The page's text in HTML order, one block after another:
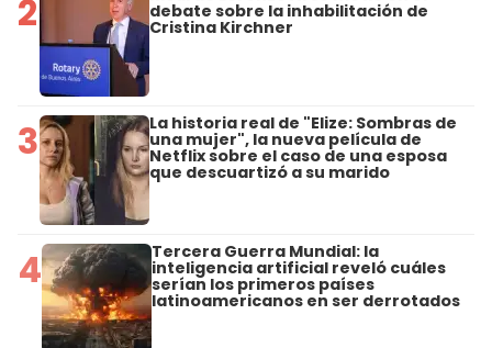
2 debate sobre la inhabilitación de
Cristina Kirchner
3 La historia real de "Elize: Sombras de
una mujer", la nueva película de
Netflix sobre el caso de una esposa
que descuartizó a su marido
4 Tercera Guerra Mundial: la
inteligencia artificial reveló cuáles
serían los primeros países
latinoamericanos en ser derrotados